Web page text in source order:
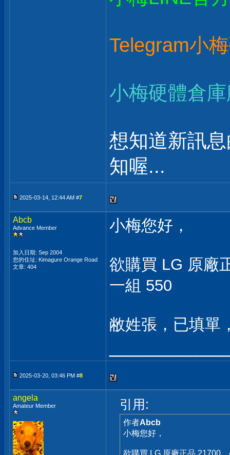
Telegram小
小梅硬體倉
想知道新訊
知喔...
2025-03-14, 12:44 AM #7
Abcb
Advance Member
加入日期: Sep 2004
您的住址: Kimagure Orange Road
文章: 404
小梅您好，
欲購買 LG 原廠
一組 550
敝姓張，已填單
2025-03-20, 03:46 PM #8
angela
Amateur Member 引用:
作者Abcb
小梅您好，
欲購買 LG 原廠正品 21700